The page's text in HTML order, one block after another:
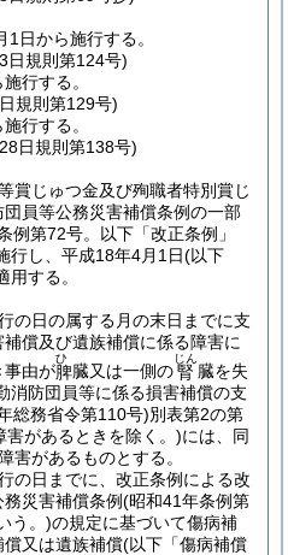
日から施行する。
日規則第124号)
行する。
規則第129号)
行する。
日規則第138号)
賞じゅつ金及び殉職者特別賞じ
員等公務災害補償条例の一部
例第72号。以下「改正条例」
行し、平成18年4月1日(以下
用する。
の日の属する月の末日までに支
償及び遺族補償に係る障害に
事由が脾
ひ
臓又は一側の腎
じん
臓を失
消防団員等に係る損害補償の支
総務省令第110号)別表第2の第
があるときを除く。)には、同
害があるものとする。
の日までに、改正条例による改
災害補償条例(昭和41年条例第
う。)の規定に基づいて傷病補
又は遺族補償(以下「傷病補償